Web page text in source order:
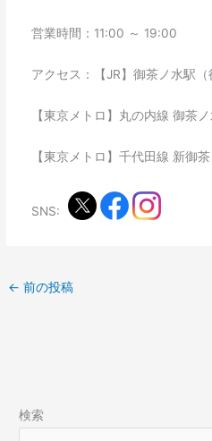
営業時間：11:00 ～ 19:00
アクセス：【JR】御茶ノ水駅（
【東京メトロ】丸の内線 御茶
【東京メトロ】千代田線 新御
SNS:
← 前の投稿
検索